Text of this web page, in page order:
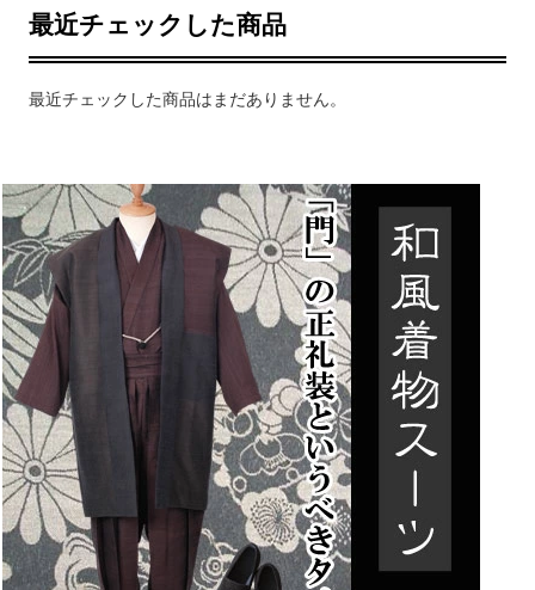
最近チェックした商品
最近チェックした商品はまだありません。